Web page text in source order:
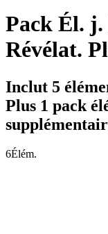
Pack Él. j.
Révélat.
Inclut 5
Plus 1 pack
6Élém.